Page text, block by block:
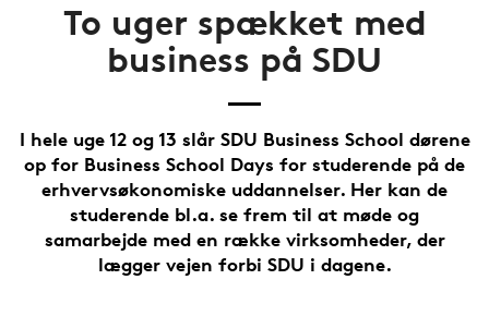
To uger spækket med
business på SDU
I hele uge 12 og 13 slår SDU Business School dørene
op for Business School Days for studerende på de
erhvervsøkonomiske uddannelser. Her kan de
studerende bl.a. se frem til at møde og
samarbejde med en række virksomheder, der
lægger vejen forbi SDU i dagene.